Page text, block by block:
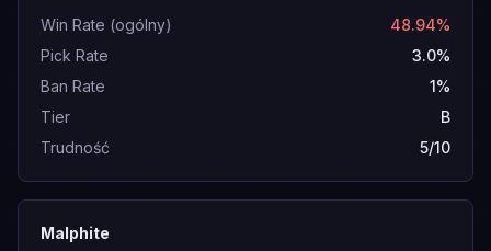
Win Rate (ogólny)
48.94%
Pick Rate
3.0%
Ban Rate
1%
Tier
B
Trudność
5/10
Malphite